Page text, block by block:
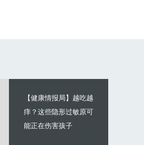
【健康情报局】越吃越
痒？这些隐形过敏原可
能正在伤害孩子